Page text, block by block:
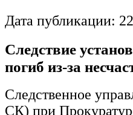
Дата публикации:
Следствие
погиб из-за
Следственное
СК) при